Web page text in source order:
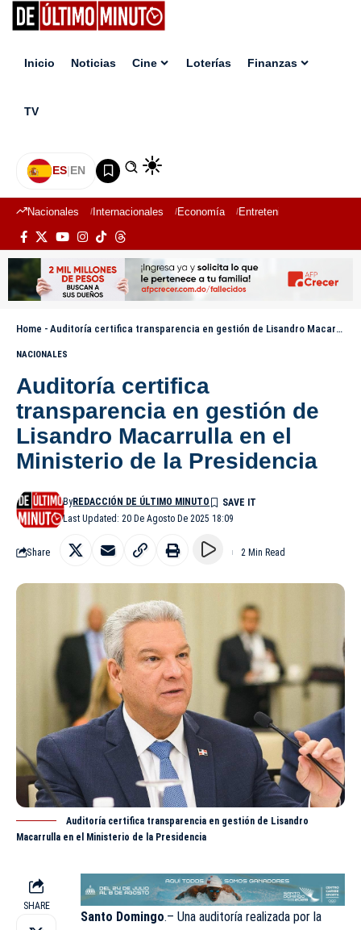
Inicio Noticias Cine Loterías Finanzas
TV
ES|EN
Nacionales Internacionales Economía Entretenimiento
Home - Auditoría certifica transparencia en gestión de Lisandro Macarrulla en el Ministerio de la Presidencia
NACIONALES
Auditoría certifica
transparencia en gestión de
Lisandro Macarrulla en el
Ministerio de la Presidencia
Last Updated: 20 De Agosto De 2025 18:09
ByREDACCIÓN DE ÚLTIMO MINUTO
Share 2 Min Read
Auditoría certifica transparencia en gestión de Lisandro
Macarrulla en el Ministerio de la Presidencia
SHARE
Santo Domingo.– Una auditoría realizada por la